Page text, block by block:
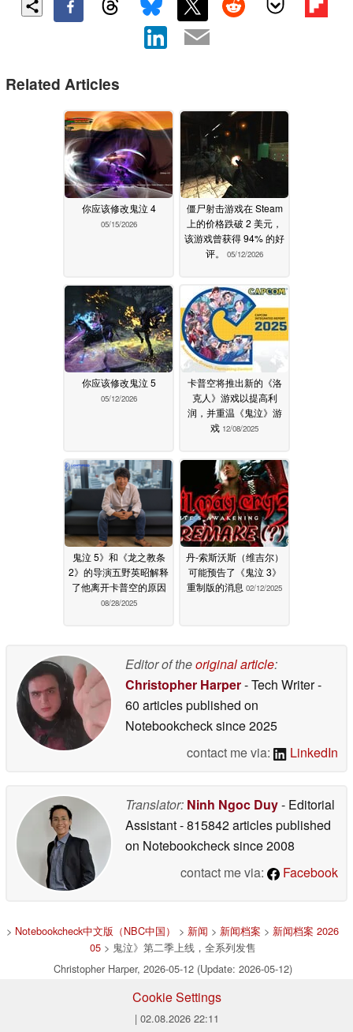
Related Articles
你应该修改鬼泣 4
05/15/2026
僵尸射击游戏在 Steam
上的价格跌破 2 美元，
该游戏曾获得 94% 的好
评。
05/12/2026
你应该修改鬼泣 5
05/12/2026
卡普空将推出新的《洛
克人》游戏以提高利
润，并重温《鬼泣》游
戏 12/08/2025
鬼泣 5》和《龙之教条
2》的导演五野英昭解释
了他离开卡普空的原因
08/28/2025
丹-索斯沃斯（维吉尔）
可能预告了《鬼泣 3》
重制版的消息 02/12/2025
Editor of theoriginal article:
Christopher Harper- Tech Writer-
60 articles published on
Notebookchecksince 2025
contact me via:
LinkedIn
Translator: Ninh Ngoc Duy- Editorial
Assistant- 815842 articles published
on Notebookchecksince 2008
contact me via:
Facebook
> Notebookcheck中文版（NBC中国） > 新闻 > 新闻档案 > 新闻档案 2026
05> 鬼泣》第二季上线，全系列发售
Christopher Harper, 2026-05-12 (Update: 2026-05-12)
Cookie Settings
| 02.08.2026 22:11